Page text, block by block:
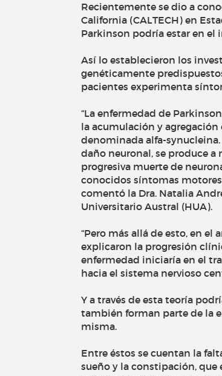
Recientemente se dio a
California (CALTECH) en
Parkinson podría estar en el
Así lo establecieron los
genéticamente
pacientes experimenta
“La enfermedad de
la acumulación y
denominada alfa-
daño neuronal, se produce
progresiva muerte de
conocidos síntomas
comentó la Dra. Natalia
Universitario Austral (HUA).
“Pero más allá de esto, en
explicaron la progresión
enfermedad iniciaría en el
hacia el sistema nervioso
Y a través de esta teoría
también forman parte de la
misma.
Entre éstos se cuentan la
sueño y la constipación, que